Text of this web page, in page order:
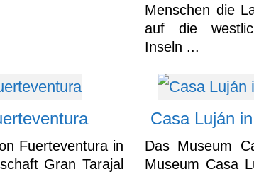
Menschen die
auf die
Inseln ...
Fuerteventura in
Gran Tarajal
Casa Luján
Das Museum
Museum Casa